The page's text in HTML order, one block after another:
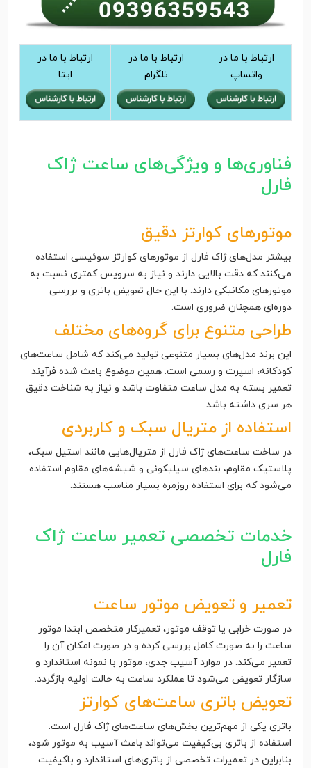
ارتباط با ما در
واتساپ
ارتباط با ما در
تلگرام
ارتباط با ما در
ایتا
فناوری‌ها و ویژگی‌های ساعت ژاک
فارل
موتورهای کوارتز دقیق
بیشتر مدل‌های ژاک فارل از موتورهای کوارتز سوئیسی استفاده
می‌کنند که دقت بالایی دارند و نیاز به سرویس کمتری نسبت به
موتورهای مکانیکی دارند. با این حال تعویض باتری و بررسی
دوره‌ای همچنان ضروری است.
طراحی متنوع برای گروه‌های مختلف
این برند مدل‌های بسیار متنوعی تولید می‌کند که شامل ساعت‌های
کودکانه، اسپرت و رسمی است. همین موضوع باعث شده فرآیند
تعمیر بسته به مدل ساعت متفاوت باشد و نیاز به شناخت دقیق
هر سری داشته باشد.
استفاده از متریال سبک و کاربردی
در ساخت ساعت‌های ژاک فارل از متریال‌هایی مانند استیل سبک،
پلاستیک مقاوم، بندهای سیلیکونی و شیشه‌های مقاوم استفاده
می‌شود که برای استفاده روزمره بسیار مناسب هستند.
خدمات تخصصی تعمیر ساعت ژاک
فارل
تعمیر و تعویض موتور ساعت
در صورت خرابی یا توقف موتور، تعمیرکار متخصص ابتدا موتور
ساعت را به صورت کامل بررسی کرده و در صورت امکان آن را
تعمیر می‌کند. در موارد آسیب جدی، موتور با نمونه استاندارد و
سازگار تعویض می‌شود تا عملکرد ساعت به حالت اولیه بازگردد.
تعویض باتری ساعت‌های کوارتز
باتری یکی از مهم‌ترین بخش‌های ساعت‌های ژاک فارل است.
استفاده از باتری بی‌کیفیت می‌تواند باعث آسیب به موتور شود،
بنابراین در تعمیرات تخصصی از باتری‌های استاندارد و باکیفیت